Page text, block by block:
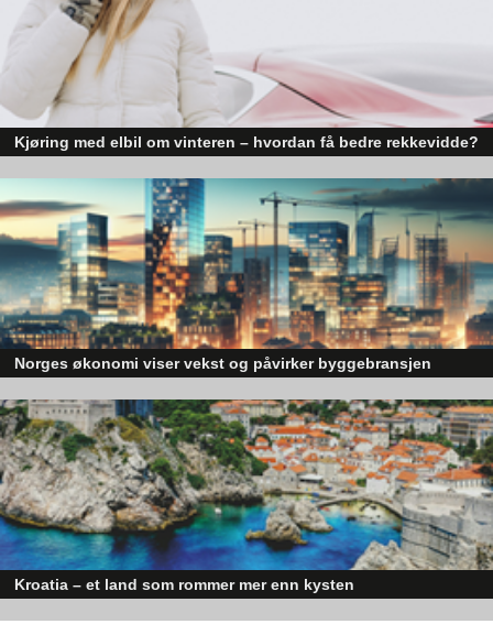
Kjøring med elbil om vinteren – hvordan få bedre rekkevidde?
utfordrende vinterforhold kan være en utfordring.
Norges økonomi viser vekst og påvirker byggebransjen
skaper optimisme på tvers av ulike sektorer. Byggebransjen er spesielt
posisjonert til å dra nytte av denne økonomiske oppgangen.
Kroatia – et land som rommer mer enn kysten